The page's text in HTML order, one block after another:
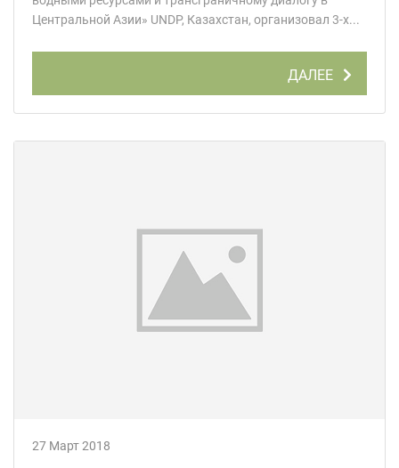
Центральной Азии» UNDP, Казахстан, организовал 3-х...
ДАЛЕЕ
27 Март 2018